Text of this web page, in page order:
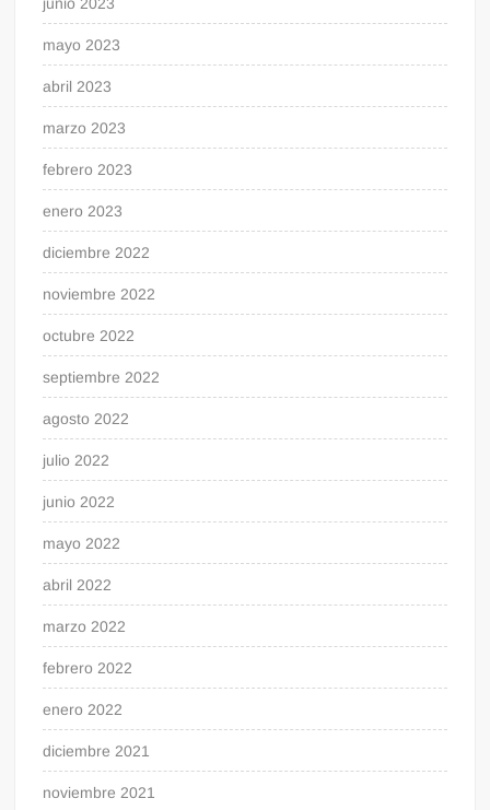
junio 2023
mayo 2023
abril 2023
marzo 2023
febrero 2023
enero 2023
diciembre 2022
noviembre 2022
octubre 2022
septiembre 2022
agosto 2022
julio 2022
junio 2022
mayo 2022
abril 2022
marzo 2022
febrero 2022
enero 2022
diciembre 2021
noviembre 2021